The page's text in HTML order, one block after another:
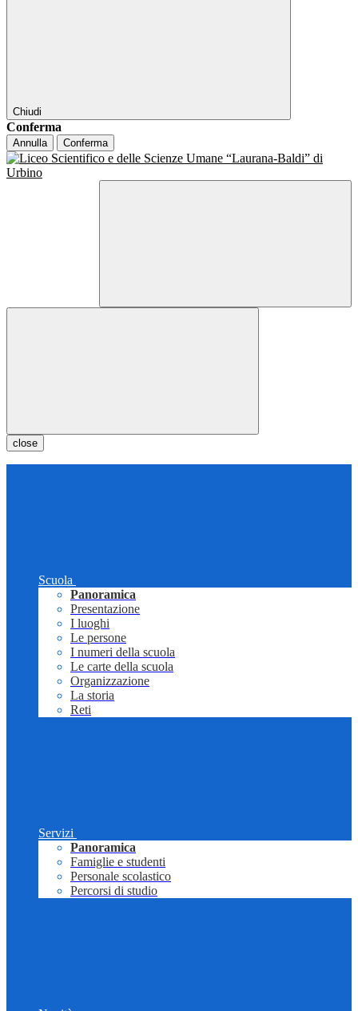
Chiudi
Conferma
Annulla Conferma
close
Scuola
Panoramica
Presentazione
I luoghi
Le persone
I numeri della scuola
Le carte della scuola
Organizzazione
La storia
Reti
Servizi
Panoramica
Famiglie e studenti
Personale scolastico
Percorsi di studio